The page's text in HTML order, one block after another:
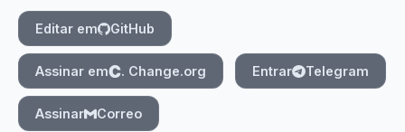
Editar em GitHub
Assinar em . Change.org Entrar Telegram
Assinar Correo